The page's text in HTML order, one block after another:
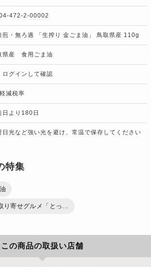
472-2-00002
煎・無ろ過 「生搾り 金ごま油」 鳥取県産 110g
県産 食用ごま油
ログインして確認
減税率
日より180日
日光など強い光を避け、常温で保存してください
特集
り寄せグルメ「とっ...
この商品の取扱い店舗